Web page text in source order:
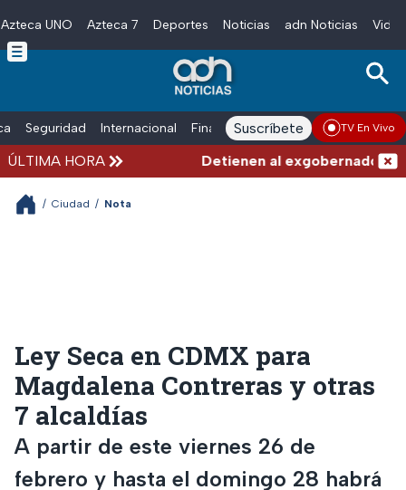
Skip to main content
Azteca UNO Azteca 7 Deportes Noticias adn Noticias
Seguridad Internacional Finanzas adn Noticias Radio
Suscríbete TV En Vivo
ÚLTIMA HORA Detienen al exgobernador de
/ Ciudad / Nota
Ley Seca en CDMX para
Magdalena Contreras y otras
7 alcaldías
A partir de este viernes 26 de
febrero y hasta el domingo 28 habrá